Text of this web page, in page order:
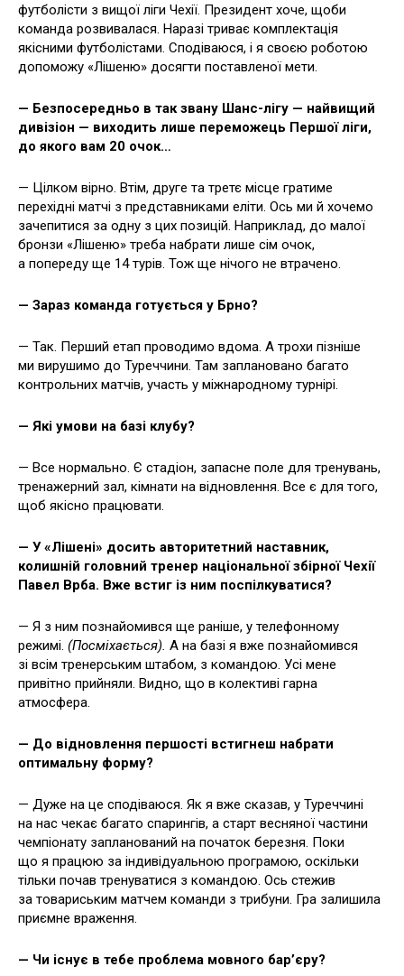
футболісти з вищої ліги Чехії. Президент хоче, щоби
команда розвивалася. Наразі триває комплектація
якісними футболістами. Сподіваюся, і я своєю роботою
допоможу «Лішеню» досягти поставленої мети.
— Безпосередньо в так звану Шанс-лігу — найвищий
дивізіон — виходить лише переможець Першої ліги,
до якого вам 20 очок…
— Цілком вірно. Втім, друге та третє місце гратиме
перехідні матчі з представниками еліти. Ось ми й хочемо
зачепитися за одну з цих позицій. Наприклад, до малої
бронзи «Лішеню» треба набрати лише сім очок,
а попереду ще 14 турів. Тож ще нічого не втрачено.
— Зараз команда готується у Брно?
— Так. Перший етап проводимо вдома. А трохи пізніше
ми вирушимо до Туреччини. Там заплановано багато
контрольних матчів, участь у міжнародному турнірі.
— Які умови на базі клубу?
— Все нормально. Є стадіон, запасне поле для тренувань,
тренажерний зал, кімнати на відновлення. Все є для того,
щоб якісно працювати.
— У «Лішені» досить авторитетний наставник,
колишній головний тренер національної збірної Чехії
Павел Врба. Вже встиг із ним поспілкуватися?
— Я з ним познайомився ще раніше, у телефонному
режимі. (Посміхається). А на базі я вже познайомився
зі всім тренерським штабом, з командою. Усі мене
привітно прийняли. Видно, що в колективі гарна
атмосфера.
— До відновлення першості встигнеш набрати
оптимальну форму?
— Дуже на це сподіваюся. Як я вже сказав, у Туреччині
на нас чекає багато спарингів, а старт весняної частини
чемпіонату запланований на початок березня. Поки
що я працюю за індивідуальною програмою, оскільки
тільки почав тренуватися з командою. Ось стежив
за товариським матчем команди з трибуни. Гра залишила
приємне враження.
— Чи існує в тебе проблема мовного бар’єру?